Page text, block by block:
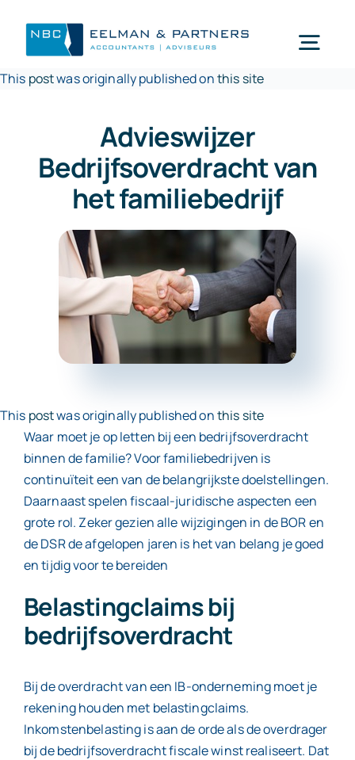
inhoud
Wie zijn wij
Mijn NBC Eelman & Partners
Nieuws
Werken bij
This postwas originally published onthis site
Advieswijzer
Bedrijfsoverdracht van
het familiebedrijf
This postwas originally published onthis site
Waar moet je op letten bij een bedrijfsoverdracht
binnen de familie? Voor familiebedrijven is
continuïteit een van de belangrijkste doelstellingen.
Daarnaast spelen fiscaal-juridische aspecten een
grote rol. Zeker gezien alle wijzigingen in de BOR en
de DSR de afgelopen jaren is het van belang je goed
en tijdig voor te bereiden
Belastingclaims bij
bedrijfsoverdracht
Bij de overdracht van een IB-onderneming moet je
rekening houden met belastingclaims.
Inkomstenbelasting is aan de orde als de overdrager
bij de bedrijfsoverdracht fiscale winst realiseert. Dat